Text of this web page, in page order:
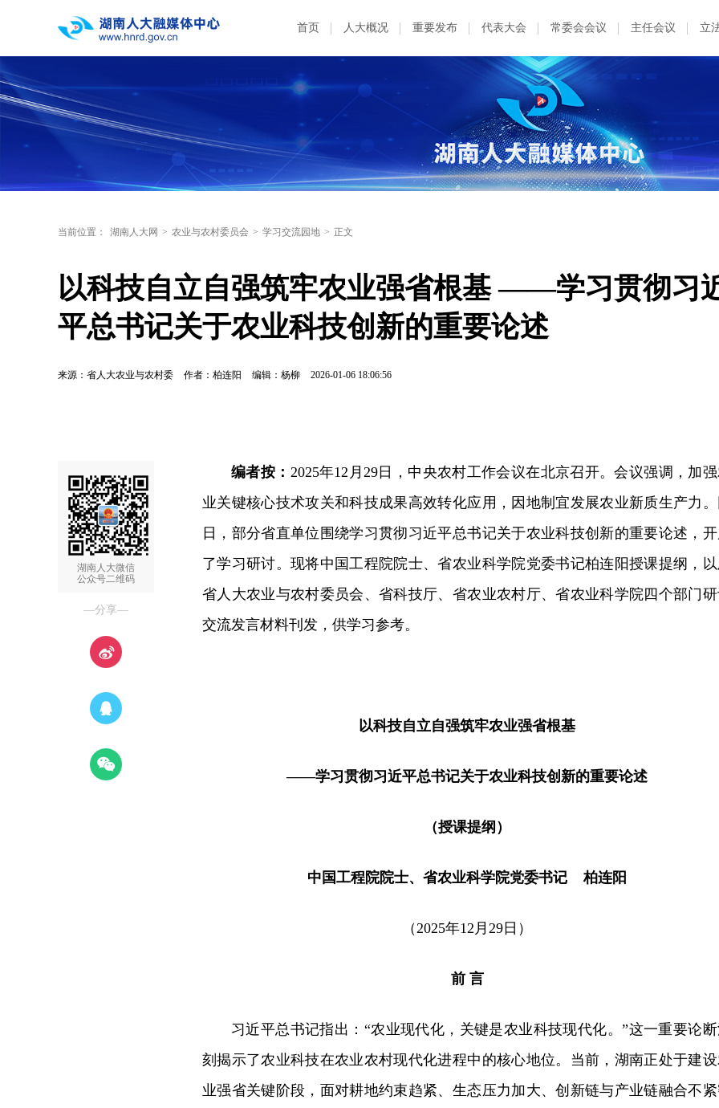
首页 人大概况 重要发布 代表大会 常委会会议 主任会议 立
当前位置： 湖南人大网 > 农业与农村委员会 > 学习交流园地 > 正文
以科技自立自强筑牢农业强省根基 ——学习贯彻习
平总书记关于农业科技创新的重要论述
来源：省人大农业与农村委 作者：柏连阳 编辑：杨柳 2026-01-06 18:06:56
湖南人大微信
公众号二维码
—分享—
编者按： 2025年12月29日，中央农村工作会议在北京召开。会议强调，加
业关键核心技术攻关和科技成果高效转化应用，因地制宜发展农业新质生产力。
日，部分省直单位围绕学习贯彻习近平总书记关于农业科技创新的重要论述，
了学习研讨。现将中国工程院院士、省农业科学院党委书记柏连阳授课提纲，以
省人大农业与农村委员会、省科技厅、省农业农村厅、省农业科学院四个部门
交流发言材料刊发，供学习参考。
以科技自立自强筑牢农业强省根基
——学习贯彻习近平总书记关于农业科技创新的重要论述
（授课提纲）
中国工程院院士、省农业科学院党委书记 柏连阳
（2025年12月29日）
前 言
习近平总书记指出：“农业现代化，关键是农业科技现代化。”这一重要论
刻揭示了农业科技在农业农村现代化进程中的核心地位。当前，湖南正处于建
业强省关键阶段，面对耕地约束趋紧、生态压力加大、创新链与产业链融合不